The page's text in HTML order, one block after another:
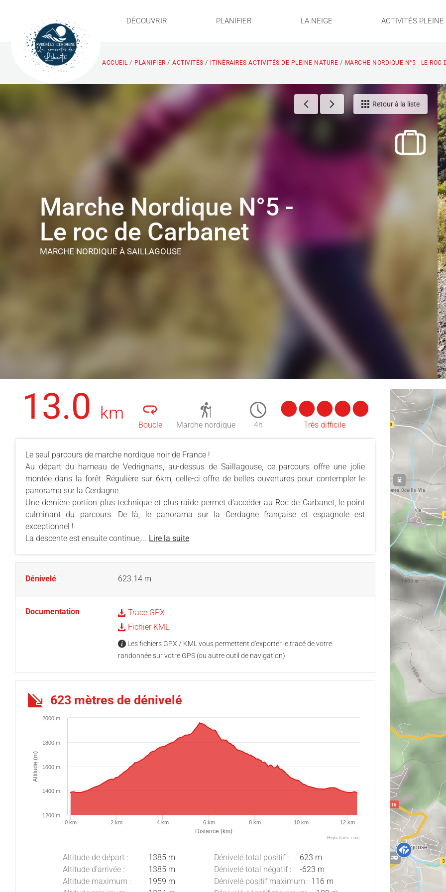
DÉCOUVRIR PLANIFIER LA NEIGE ACTIVITÉS
ACCUEIL / PLANIFIER / ACTIVITÉS / ITINÉRAIRES ACTIVITÉS DE PLEINE NATURE / MARCHE NORDIQUE N°5 - LE ROC
Retour à la liste
Marche Nordique N°5 -
Le roc de Carbanet
MARCHE NORDIQUE À SAILLAGOUSE
13.0 km
Boucle Marche nordique 4h Très difficile
Le seul parcours de marche nordique noir de France !
Au départ du hameau de Vedrignans, au-dessus de Saillagouse, ce parcours offre une jolie
montée dans la forêt. Régulière sur 6km, celle-ci offre de belles ouvertures pour contempler le
panorama sur la Cerdagne.
Une dernière portion plus technique et plus raide permet d’accéder au Roc de Carbanet, le point
culminant du parcours. De là, le panorama sur la Cerdagne française et espagnole est
exceptionnel !
La descente est ensuite continue,... Lire la suite
Dénivelé 623.14 m
Documentation
Trace GPX
Fichier KML
Les fichiers GPX / KML vous permettent d'exporter le tracé de votre
randonnée sur votre GPS (ou autre outil de navigation)
623 mètres de dénivelé
Distance (km)
Altitude (m)
0 km 2 km 4 km 6 km 8 km 10 km 12 km
1200 m
1400 m
1600 m
1800 m
2000 m
Highcharts.com
Altitude de départ :
1385 m
Altitude d'arrivée :
1385 m
Altitude maximum :
1959 m
Dénivelé total positif :
623 m
Dénivelé total négatif :
-623 m
Dénivelé positif maximum : 116 m